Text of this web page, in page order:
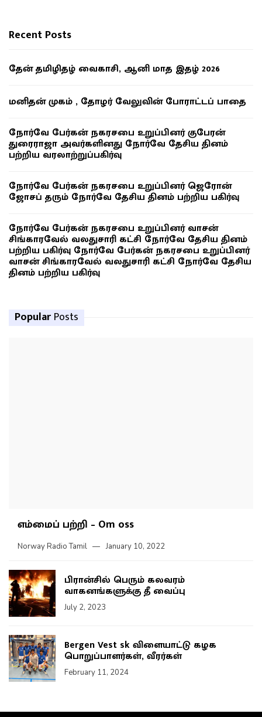
Recent Posts
தேன் தமிழிதழ் வைகாசி, ஆனி மாத இதழ் 2026
மனிதன் முகம் , தோழர் வேலுவின் போராட்டப் பாதை
நோர்வே பேர்கன் நகரசபை உறுப்பினர் குபேரன்
துரைராஜா அவர்களினது நோர்வே தேசிய தினம்
பற்றிய வரலாற்றுப்பகிர்வு
நோர்வே பேர்கன் நகரசபை உறுப்பினர் ஜெரோன்
ஜோசப் தரும் நோர்வே தேசிய தினம் பற்றிய பகிர்வு
நோர்வே பேர்கன் நகரசபை உறுப்பினர் வாசன்
சிங்காரவேல் வலதுசாரி கட்சி நோர்வே தேசிய தினம்
பற்றிய பகிர்வு நோர்வே பேர்கன் நகரசபை உறுப்பினர்
வாசன் சிங்காரவேல் வலதுசாரி கட்சி நோர்வே தேசிய
தினம் பற்றிய பகிர்வு
Popular Posts
எம்மைப் பற்றி – Om oss
Norway Radio Tamil January 10, 2022
பிரான்சில் பெரும் கலவரம்
வாகனங்களுக்கு தீ வைப்பு
July 2, 2023
Bergen Vest sk விளையாட்டு கழக
பொறுப்பாளர்கள், வீரர்கள்
February 11, 2024